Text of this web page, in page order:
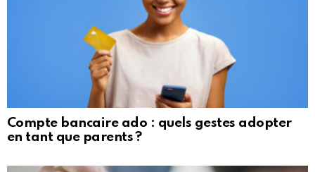
Compte bancaire ado : quels gestes adopter
en tant que parents ?